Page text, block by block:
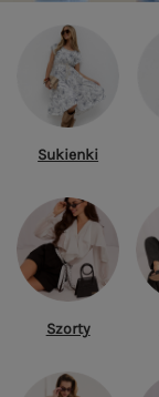
Sukienki
Szorty